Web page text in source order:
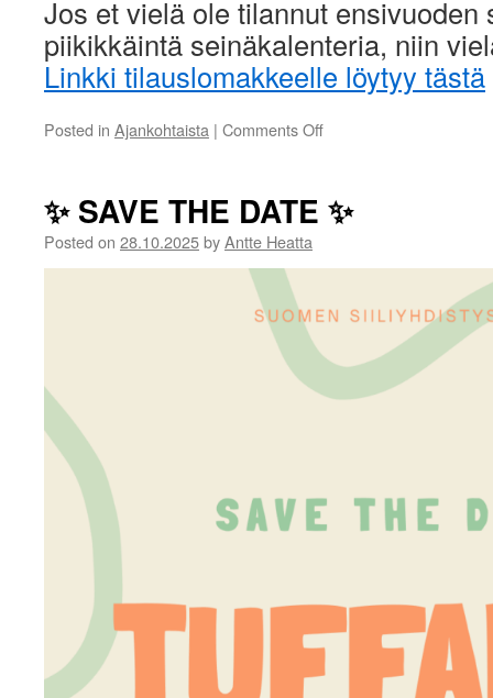
Jos et vielä ole tilannut ensivuoden
piikikkäintä seinäkalenteria, niin
Linkki tilauslomakkeelle löytyy tästä
Posted in Ajankohtaista | Comments Offon
✨ SAVE THE DATE ✨
Posted on 28.10.2025byAntte Heatta